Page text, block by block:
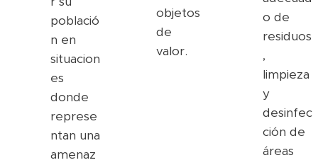
població
n en
situacion
es
donde
represe
ntan una
amenaz
objetos
de
valor.
o de
residuos
,
limpieza
y
desinfec
ción de
áreas